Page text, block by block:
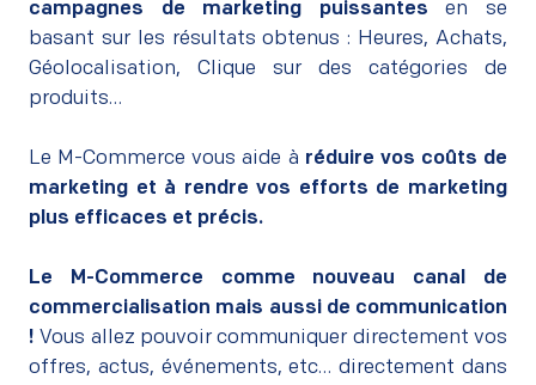
campagnes de marketing puissantes en se
basant sur les résultats obtenus : Heures, Achats,
Géolocalisation, Clique sur des catégories de
produits…
Le M-Commerce vous aide à réduire vos coûts de
marketing et à rendre vos efforts de marketing
plus efficaces et précis.
Le M-Commerce comme nouveau canal de
commercialisation mais aussi de communication
! Vous allez pouvoir communiquer directement vos
offres, actus, événements, etc… directement dans